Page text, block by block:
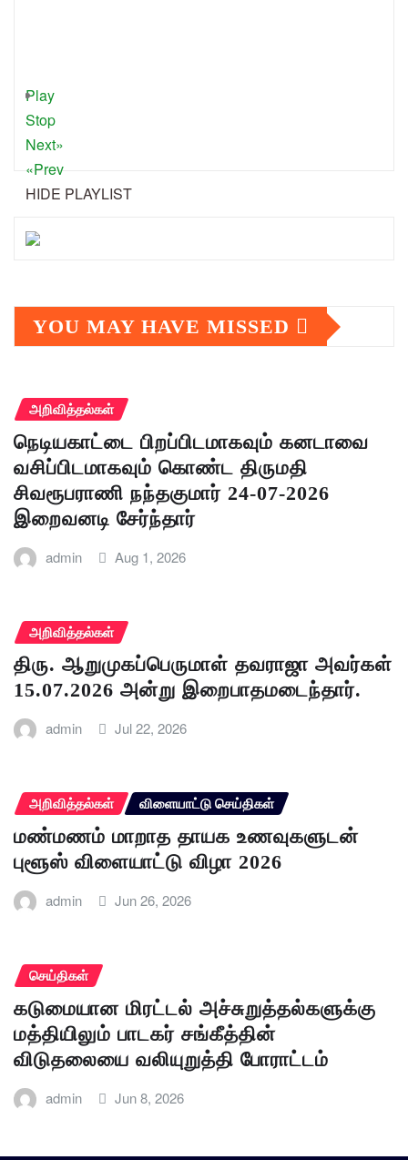
Play
Stop
Next»
«Prev
HIDE PLAYLIST
YOU MAY HAVE MISSED
அறிவித்தல்கள்
நெடியகாட்டை பிறப்பிடமாகவும் கனடாவை
வசிப்பிடமாகவும் கொண்ட திருமதி
சிவரூபராணி நந்தகுமார் 24-07-2026
இறைவனடி சேர்ந்தார்
admin Aug 1, 2026
அறிவித்தல்கள்
திரு. ஆறுமுகப்பெருமாள் தவராஜா அவர்கள்
15.07.2026 அன்று இறைபாதமடைந்தார்.
admin Jul 22, 2026
அறிவித்தல்கள் விளையாட்டு செய்திகள்
மண்மணம் மாறாத தாயக உணவுகளுடன்
புளூஸ் விளையாட்டு விழா 2026
admin Jun 26, 2026
செய்திகள்
கடுமையான மிரட்டல் அச்சுறுத்தல்களுக்கு
மத்தியிலும் பாடகர் சங்கீத்தின்
விடுதலையை வலியுறுத்தி போராட்டம்
admin Jun 8, 2026